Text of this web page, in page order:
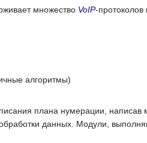
множество VoIP-протоколов
алгоритмы)
плана нумерации, написав
данных. Модули,